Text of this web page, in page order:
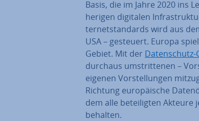
Basis, die im Jahre 2020 ins
he­ri­gen digitalen
ter­net­stan­dards wird aus
USA – gesteuert. Europa
Gebiet. Mit der Da­ten­schutz-
durchaus um­strit­te­nen –
eigenen Vor­stel­lun­gen
Richtung eu­ro­päi­sche
dem alle be­tei­lig­ten Akteure
behalten.